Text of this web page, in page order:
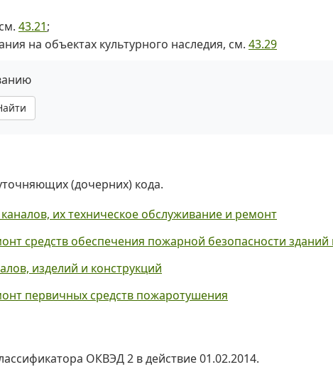
43.21;
на объектах культурного наследия, см. 43.29
(дочерних) кода.
их техническое обслуживание и ремонт
средств обеспечения пожарной безопасности
изделий и конструкций
первичных средств пожаротушения
ОКВЭД 2 в действие 01.02.2014.